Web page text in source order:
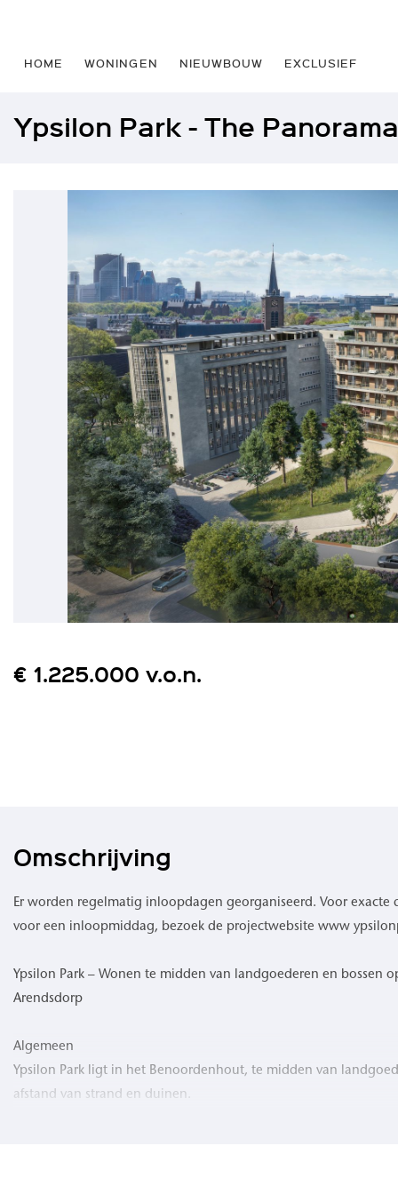
HOME WONINGEN NIEUWBOUW EXCLUSIEF
Ypsilon Park - The
€ 1.225.000 v.o.n.
Omschrijving
Er worden regelmatig inloopdagen georganiseerd. Voor
voor een inloopmiddag, bezoek de projectwebsite www
Ypsilon Park – Wonen te midden van landgoederen en bossen
Arendsdorp
Algemeen
Ypsilon Park ligt in het Benoordenhout, te midden van
afstand van strand en duinen.